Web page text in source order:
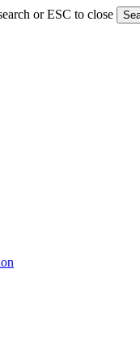
or ESC to close